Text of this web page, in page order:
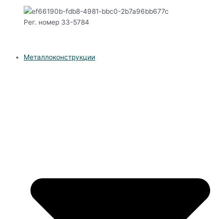
Рег. номер 33-5784
Металлоконструкции